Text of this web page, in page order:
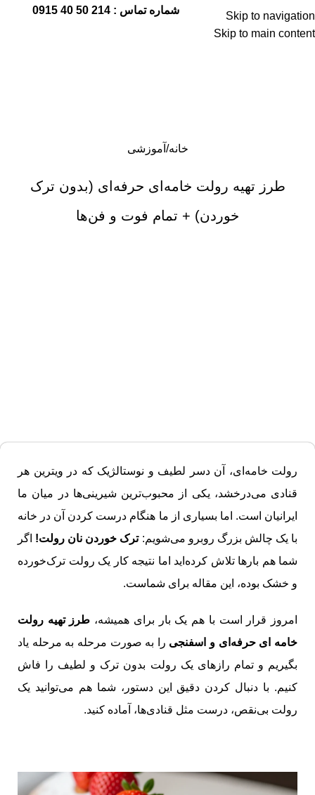
Skip to navigation
Skip to main content
شماره تماس : 214 50 40 0915
خانه آموزشی
طرز تهیه رولت خامه‌ای حرفه‌ای (بدون ترک
خوردن) + تمام فوت و فن‌ها
رولت خامه‌ای، آن دسر لطیف و نوستالژیک که در ویترین هر
قنادی می‌درخشد، یکی از محبوب‌ترین شیرینی‌ها در میان ما
ایرانیان است. اما بسیاری از ما هنگام درست کردن آن در خانه
با یک چالش بزرگ روبرو می‌شویم:ترک خوردن نان رولت! اگر
شما هم بارها تلاش کرده‌اید اما نتیجه کار یک رولت ترک‌خورده
و خشک بوده، این مقاله برای شماست.
امروز قرار است با هم یک بار برای همیشه، طرز تهیه رولت
خامه ای حرفه‌ای و اسفنجی را به صورت مرحله به مرحله یاد
بگیریم و تمام رازهای یک رولت بدون ترک و لطیف را فاش
کنیم. با دنبال کردن دقیق این دستور، شما هم می‌توانید یک
رولت بی‌نقص، درست مثل قنادی‌ها، آماده کنید.